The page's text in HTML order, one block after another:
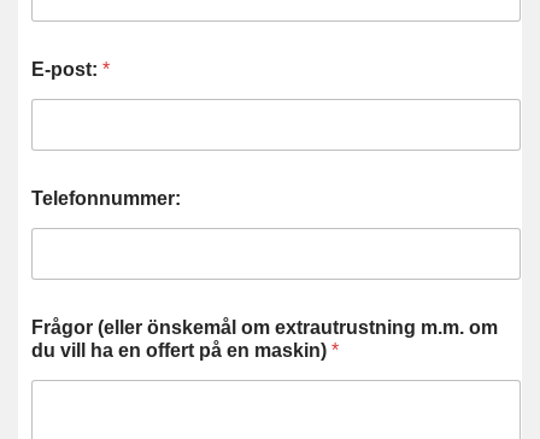
E-post: *
Telefonnummer:
Frågor (eller önskemål om extrautrustning m.m. om
du vill ha en offert på en maskin) *